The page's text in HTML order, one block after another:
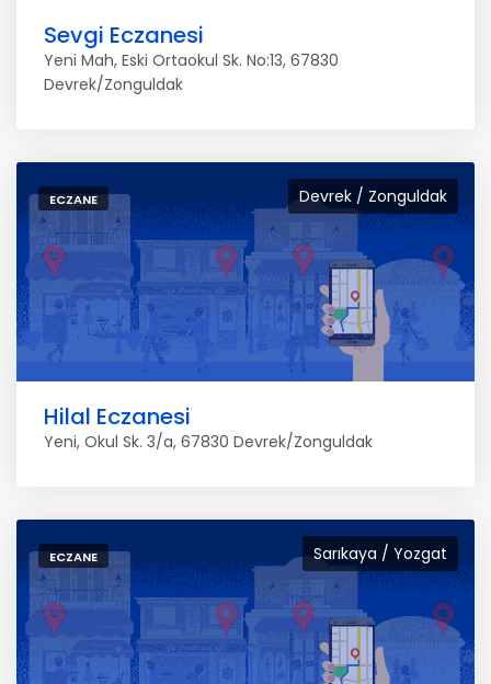
Sevgi Eczanesi
Yeni Mah, Eski Ortaokul Sk. No:13, 67830
Devrek/Zonguldak
Devrek / Zonguldak
ECZANE
Hilal Eczanesi
Yeni, Okul Sk. 3/a, 67830 Devrek/Zonguldak
Sarıkaya / Yozgat
ECZANE